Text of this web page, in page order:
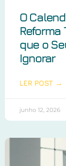
O
Reforma
que o
Ignorar
LER POST →
junho 12, 2026